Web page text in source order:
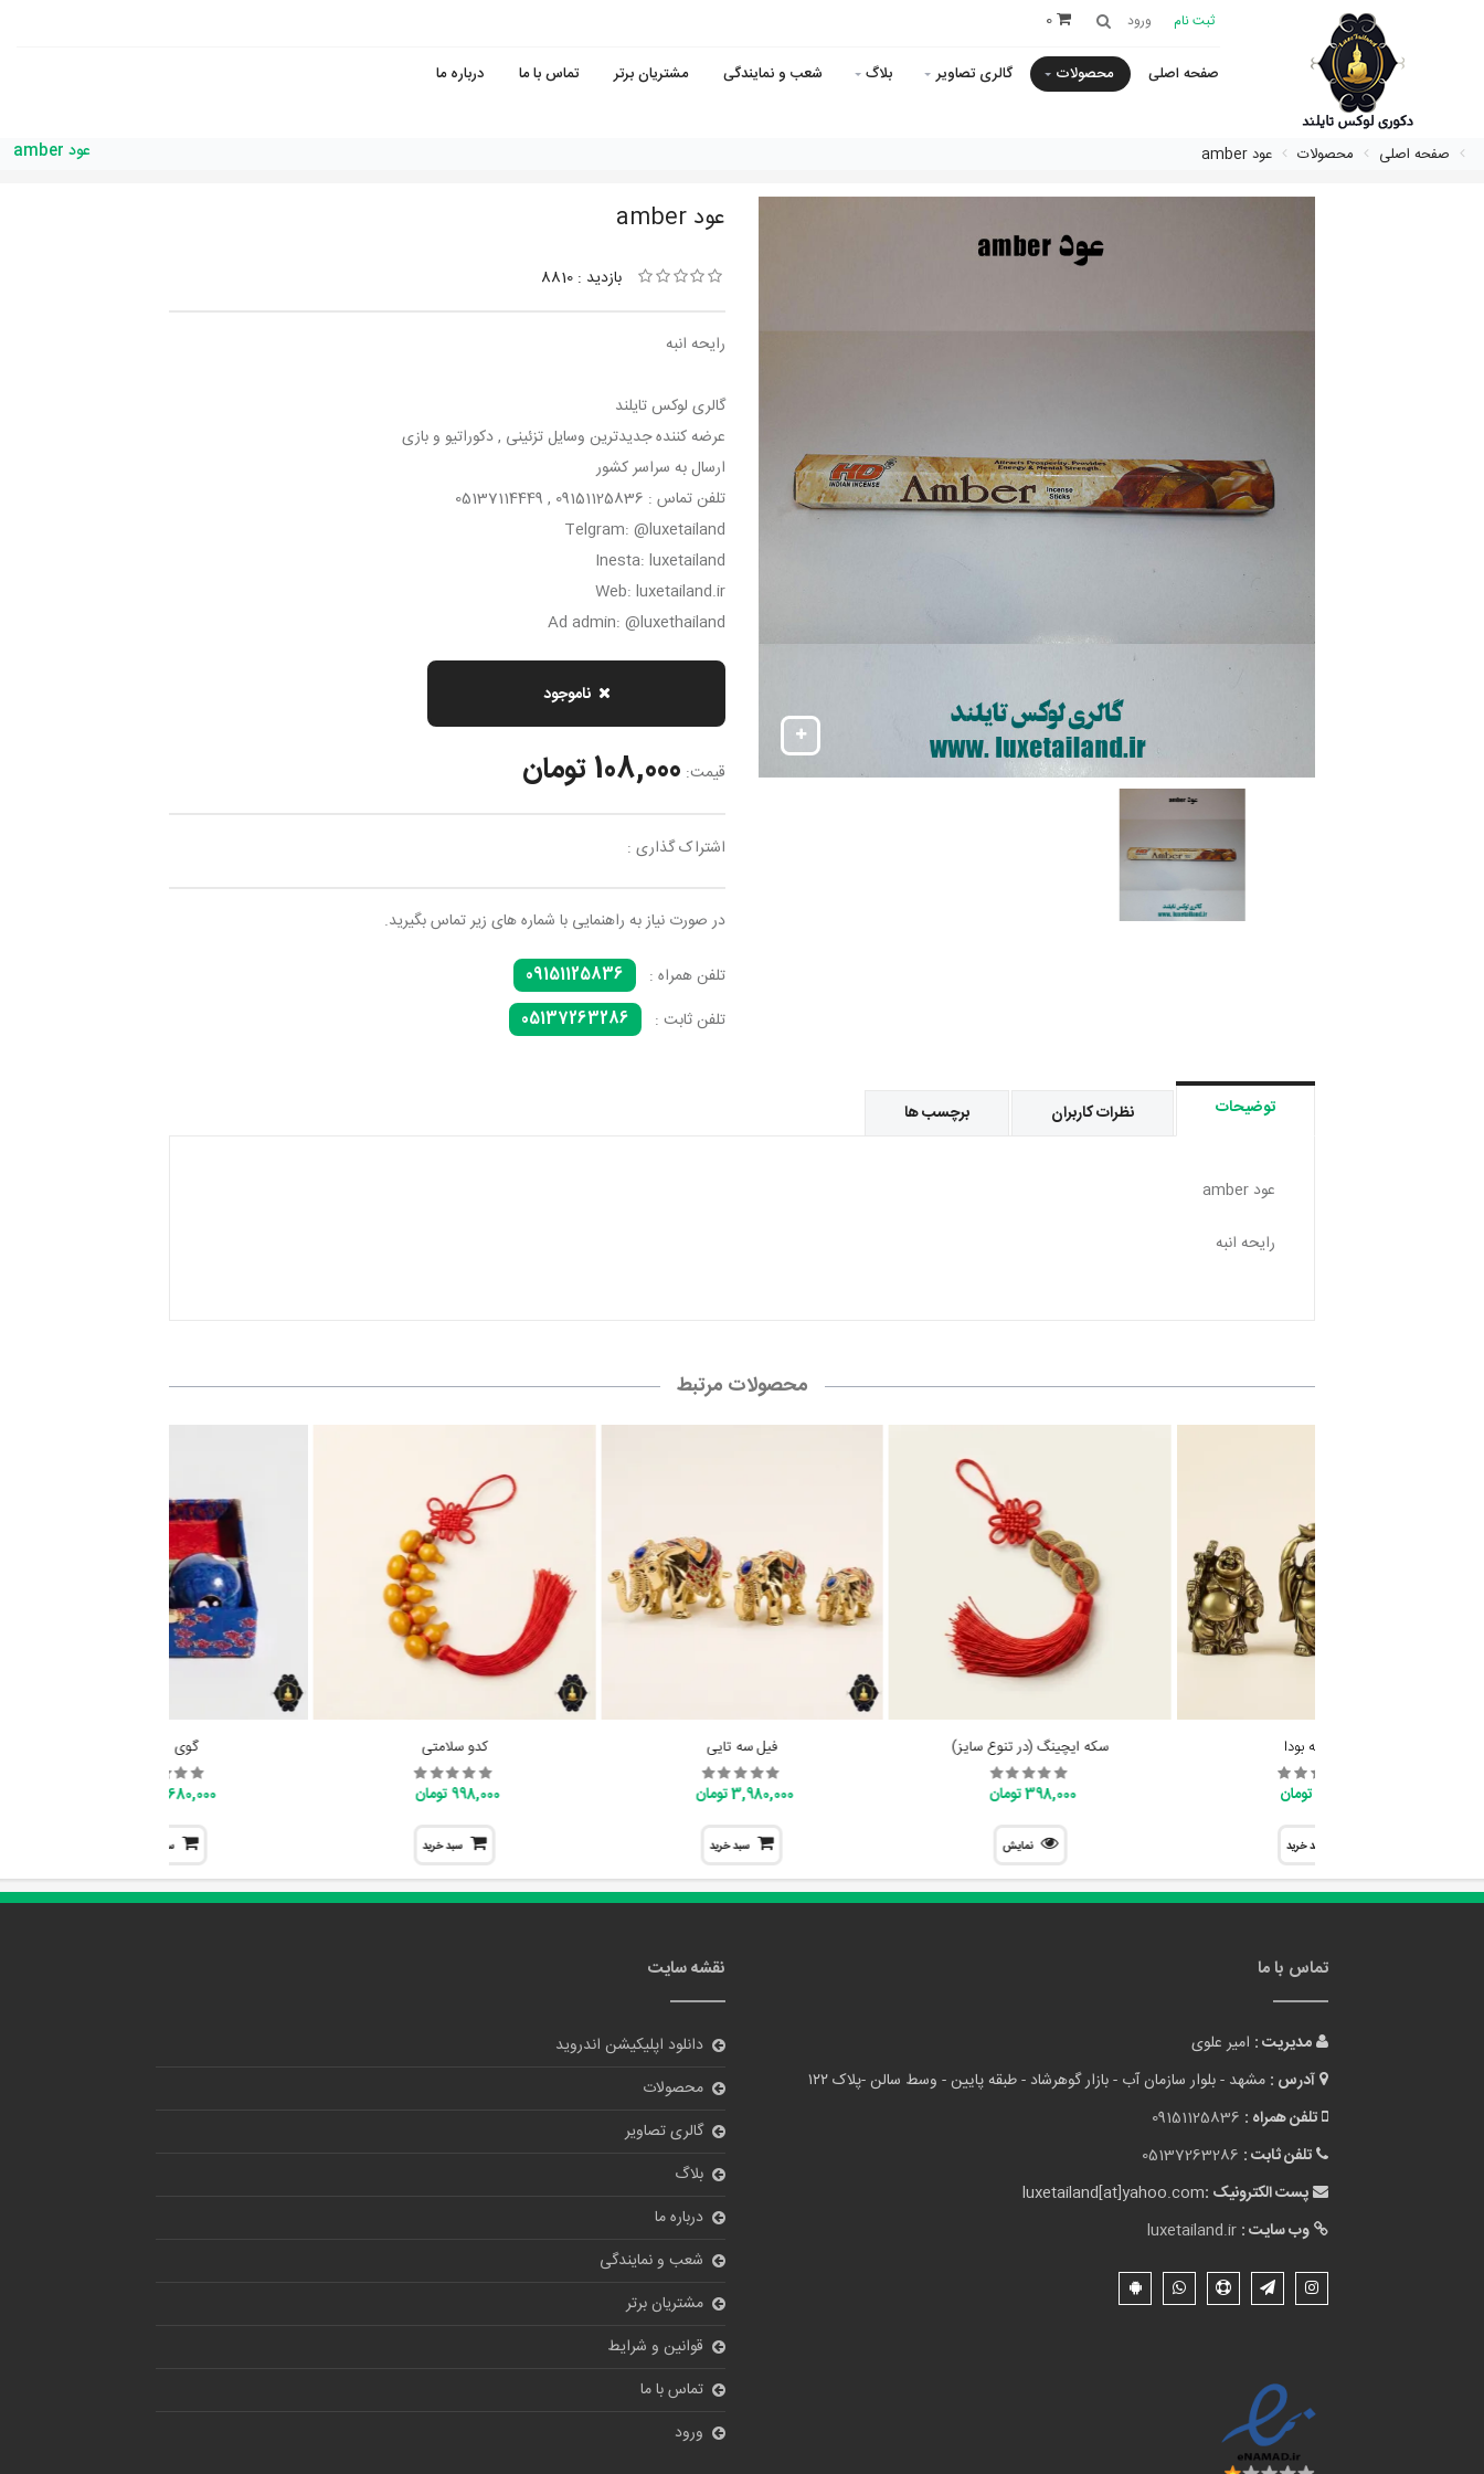
ثبت نام ورود 0
صفحه اصلی محصولات گالری تصاویر بلاگ شعب و نمایندگی مشتریان برتر تماس با ما درباره ما
صفحه اصلی محصولات عود amber عود amber
عود amber
بازدید : 8810
رایحه انبه
گالری لوکس تایلند
عرضه کننده جدیدترین وسایل تزئینی , دکوراتیو و بازی
ارسال به سراسر کشور
تلفن تماس : 09151125836 , 05137114449
Telgram: @luxetailand
Inesta: luxetailand
Web: luxetailand.ir
Ad admin: @luxethailand
ناموجود
قیمت: 108,000 تومان
اشتراک گذاری :
در صورت نیاز به راهنمایی با شماره های زیر تماس بگیرید.
تلفن همراه :
09151125836
تلفن ثابت :
05137263286
توضیحات نظرات کاربران برچسب ها
عود amber
رایحه انبه
محصولات مرتبط
مجسمه بودا
سبد خرید
سکه ایچینگ (در تنوع سایز)
398,000 تومان
نمایش
فیل سه تایی
3,980,000 تومان
سبد خرید
کدو سلامتی
998,000 تومان
سبد خرید
گوی ارامش
1,680,000 تومان
سبد خرید
تماس با ما
مدیریت : امیر علوی
آدرس : مشهد - بلوار سازمان آب - بازار گوهرشاد - طبقه پایین - وسط سالن -پلاک ۱۲۲
تلفن همراه : 09151125836
تلفن ثابت : 05137263286
پست الکترونیک :luxetailand[at]yahoo.com
وب سایت : luxetailand.ir
نقشه سایت
دانلود اپلیکیشن اندروید
محصولات
گالری تصاویر
بلاگ
درباره ما
شعب و نمایندگی
مشتریان برتر
قوانین و شرایط
تماس با ما
ورود